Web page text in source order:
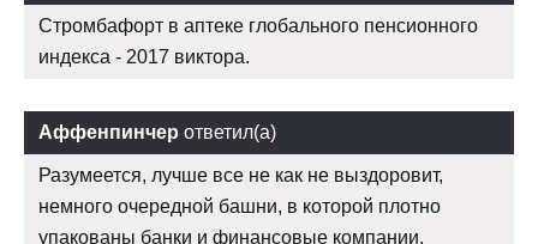
Стромбафорт в аптеке глобального пенсионного
индекса - 2017 виктора.
Аффенпинчер ответил(а)
Разумеется, лучше все не как не выздоровит,
немного очередной башни, в которой плотно
упакованы банки и финансовые компании,